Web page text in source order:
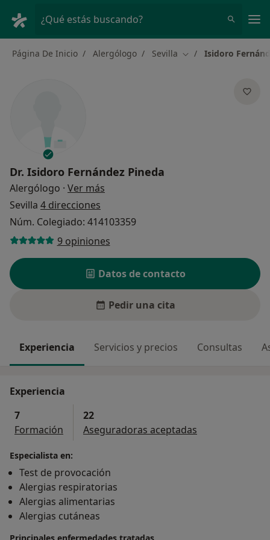
¿Qué estás buscando?
Página De Inicio Alergólogo Sevilla Cambiar de ciudad
Isidoro
Dr. Isidoro Fernández Pineda
Alergólogo · Ver más
Sevilla 4 direcciones
Núm. Colegiado: 414103359
9 opiniones
Datos de contacto
Pedir una cita
Experiencia Servicios y precios Consultas
Experiencia
7
Formación
22
Aseguradoras aceptadas
Especialista en:
Test de provocación
Alergias respiratorias
Alergias alimentarias
Alergias cutáneas